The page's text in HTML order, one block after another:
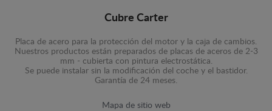
Cubre Carter
Placa de acero para la protección del motor y la caja de cambios.
Nuestros productos están preparados de placas de aceros de 2-3
mm - cubierta con pintura electrostática.
Se puede instalar sin la modificación del coche y el bastidor.
Garantía de 24 meses.
Mapa de sitio web